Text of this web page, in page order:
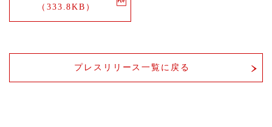
（333.8KB）
プレスリリース一覧に戻る